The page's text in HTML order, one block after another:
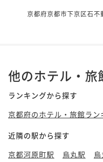
京都府京都市下京区石
他のホテル・旅
ランキングから探す
京都府のホテル・旅館ラン
近隣の駅から探す
京都河原町駅
烏丸駅